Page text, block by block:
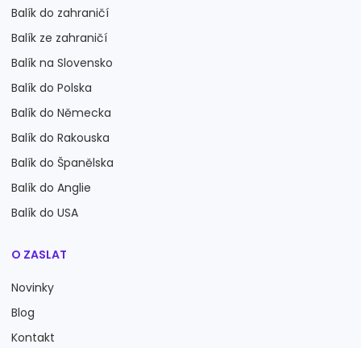
Balík do zahraničí
Balík ze zahraničí
Balík na Slovensko
Balík do Polska
Balík do Německa
Balík do Rakouska
Balík do Španělska
Balík do Anglie
Balík do USA
O ZASLAT
Novinky
Blog
Kontakt